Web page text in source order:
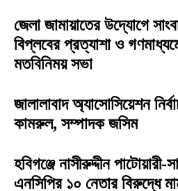
জেলা জামায়াতের উদ্যোগে
বিপ্লবের প্রত্যাশা ও
মতবিনিময় সভা
জালালাবাদ অ্যাসোসিয়েশন
কামরুল, সম্পাদক জসিম
হবিগঞ্জে নাসীরুদ্দীন
এনসিপির ১০ নেতার বিরুদ্ধে